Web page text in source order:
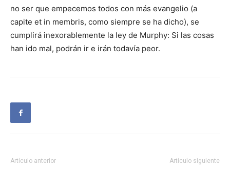
no ser que empecemos todos con más evangelio (a
capite et in membris, como siempre se ha dicho), se
cumplirá inexorablemente la ley de Murphy: Si las cosas
han ido mal, podrán ir e irán todavía peor.
Artículo anterior Artículo siguiente